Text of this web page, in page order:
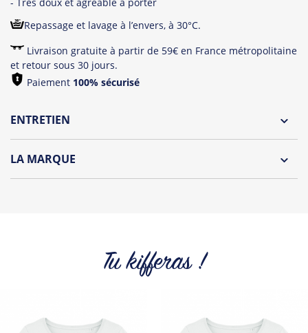
Repassage et lavage à l’envers, à 30°C.
Livraison gratuite à partir de 59€ en France métropolitaine
et retour sous 30 jours.
Paiement 100% sécurisé
ENTRETIEN
LA MARQUE
Tous les produits de la marque
Tu kifferas !